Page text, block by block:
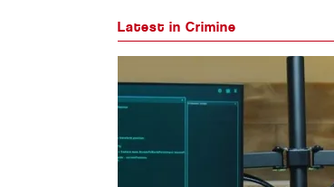
Latest in Crimine